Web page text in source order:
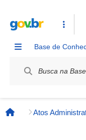
Base de
Página inicial
Atos